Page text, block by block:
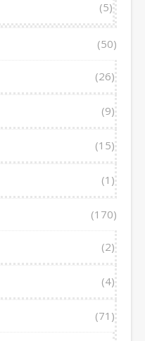
(5)
(50)
(26)
(9)
(15)
(1)
(170)
(2)
(4)
(71)